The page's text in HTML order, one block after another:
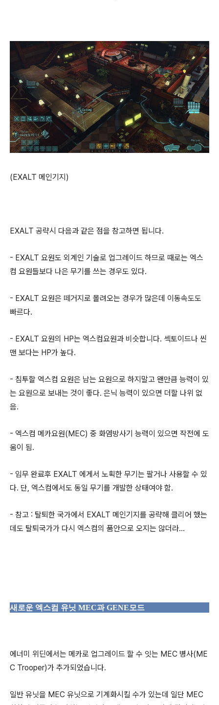
(EXALT 메인기지)
EXALT 공략시 다음과 같은 점을 참고하면 됩니다.
- EXALT 요원도 외계인 기술로 업그레이드 하므로 때로는 엑스
컴 요원들보다 나은 무기를 쓰는 경우도 있다.
- EXALT 요원은 떼거지로 몰려오는 경우가 많은데 이동속도도
빠르다.
- EXALT 요원의 HP는 엑스컴요원과 비슷합니다. 섹토이드나 씬
맨 보다는 HP가 높다.
- 침투할 엑스컴 요원은 남는 요원으로 하지말고 왠만큼 능력이 있
는 요원으로 보내는 것이 좋다. 은닉 능력이 있으면 더할 나위 없
음.
- 엑스컴 메카요원(MEC) 중 화염방사기 능력이 있으면 작전에 도
움이 됨.
- 임무 완료후 EXALT 에게서 노획한 무기는 팔거나 사용할 수 있
다. 단, 엑스컴에서도 동일 무기를 개발한 상태여야 함.
- 참고 : 탈퇴한 국가에서 EXALT 메인기지를 공략해 클리어 했는
데도 탈퇴국가가 다시 엑스컴의 품안으로 오지는 않더라...
새로운 엑스컴 유닛 MEC과 GENE모드
에너미 위딘에서는 메카로 업그레이드 할 수 잇는 MEC 병사(ME
C Trooper)가 추가되었습니다.
일반 유닛을 MEC 유닛으로 기계화시킬 수가 있는데 일단 MEC